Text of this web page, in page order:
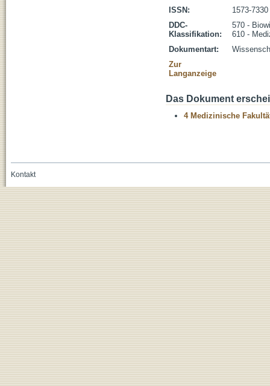
ISSN:
1573-7330
DDC-
Klassifikation:
570 -
610 -
Dokumentart:
Zur
Langanzeige
Das Dokument
4 Medizinische
Kontakt